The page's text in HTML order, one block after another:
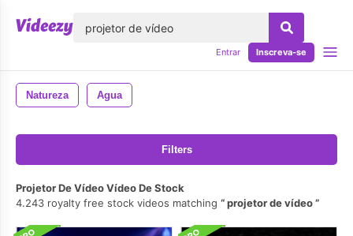
Entrar Inscreva-se
Natureza Agua
Filters
Projetor De Vídeo Vídeo De Stock
4.243 royalty free stock videos matching
projetor de vídeo